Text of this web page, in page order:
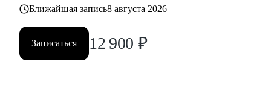
Ближайшая запись8 августа 2026
Записаться 12 900 ₽